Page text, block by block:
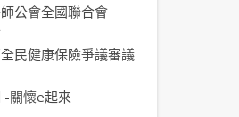
公會全國聯合會
民健康保險爭議審議
-關懷e起來